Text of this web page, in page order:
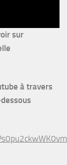
sur
à travers